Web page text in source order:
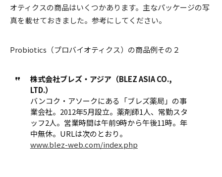
オティクスの商品はいくつかあります。主なパッケージの写
真を載せておきました。参考にしてください。
Probiotics（プロバイオティクス）の商品例その２
株式会社ブレズ・アジア（BLEZ ASIA CO.,
LTD.）
バンコク・アソークにある「ブレズ薬局」の事
業会社。2012年5月設立。薬剤師1人、常勤スタ
ッフ2人。営業時間は午前9時から午後11時。年
中無休。URLは次のとおり。
www.blez-web.com/index.php